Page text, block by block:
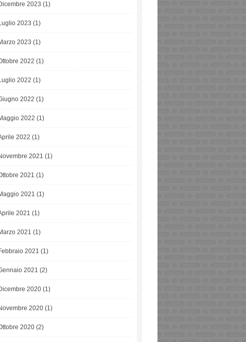
2023 (1)
2023 (1)
2023 (1)
2022 (1)
2022 (1)
2022 (1)
2022 (1)
2022 (1)
2021 (1)
2021 (1)
2021 (1)
2021 (1)
2021 (1)
2021 (1)
2021 (2)
2020 (1)
2020 (1)
2020 (2)